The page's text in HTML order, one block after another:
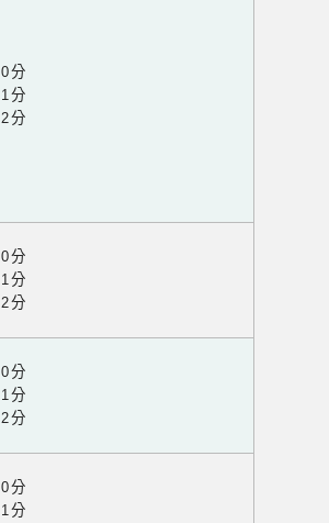
0分
1分
2分
0分
1分
2分
0分
1分
2分
0分
1分